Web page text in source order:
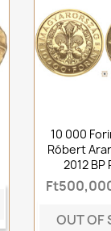
10 000
Róbert
2012
OUT OF